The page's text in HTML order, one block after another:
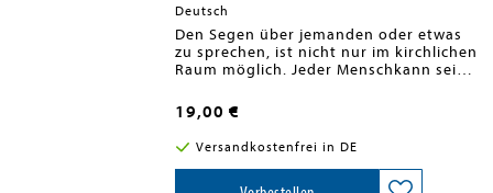
Deutsch
Den Segen über jemanden oder etwas
zu sprechen, ist nicht nur im kirchlichen
Raum möglich. Jeder Menschkann seine
unsere Liebe zum Leben und sein
wohlwollendes, mitfühlendesEmpfinden
in Segenswünsche fließen lassen, die wir
einander mit auf den Weg geben.
Giannina Wedde hat in diesem Buch 100
19,00 €
Versandkostenfrei in DE